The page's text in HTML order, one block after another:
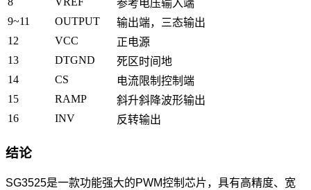
参考电压输入端
9~11
OUTPUT
输出端，三态输出
12
VCC
正电源
13
DTGND
死区时间地
14
CS
电流限制控制端
15
RAMP
斜升斜降波形输出
16
INV 反转输出
结论
SG3525是一款功能强大的PWM控制芯片，具有高精度、宽